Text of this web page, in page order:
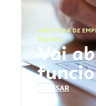
ABERTURA DE
FEDERAL
Vai
ACESSAR